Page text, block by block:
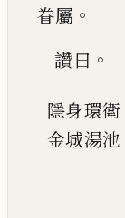
眷屬 。
讚曰 。
隱身環衛
金城湯池